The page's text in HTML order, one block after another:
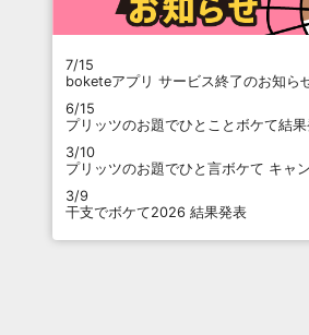
7/15
boketeアプリ サービス終了のお知ら
6/15
プリッツのお題でひとことボケて結
3/10
プリッツのお題でひと言ボケて キャ
3/9
干支でボケて2026 結果発表